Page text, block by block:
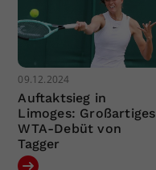
09.12.2024
Auftaktsieg in
Limoges: Großartiges
WTA-Debüt von
Tagger